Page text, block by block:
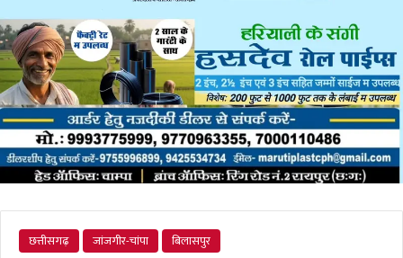
छत्तीसगढ़ जांजगीर-चांपा बिलासपुर